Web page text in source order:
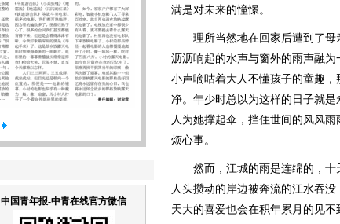
中国青年报-中青在线官方微信
满是对未来的憧憬。
理所当然地在回家后遭到了母
沥沥响起的水声与窗外的雨声融为
小声嘀咕着大人不懂孩子的童趣
净。年少时总以为这样的日子就
人为她撑起伞，挡住世间的风风
烦心事。
然而，江城的雨是连绵的，十
人头攒动的岸边被奔流的江水吞
天大的喜爱也会在积年累月的见